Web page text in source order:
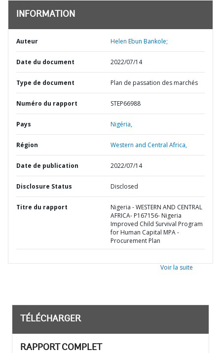
INFORMATION
Auteur Helen Ebun Bankole;
Date du document 2022/07/14
Type de document Plan de passation des marchés
Numéro du rapport STEP66988
Pays Nigéria,
Région Western and Central Africa,
Date de publication 2022/07/14
Disclosure Status Disclosed
Titre du rapport
Nigeria - WESTERN AND CENTRAL
AFRICA- P167156- Nigeria
Improved Child Survival Program
for Human Capital MPA -
Procurement Plan
Voir la suite
TÉLÉCHARGER
RAPPORT COMPLET